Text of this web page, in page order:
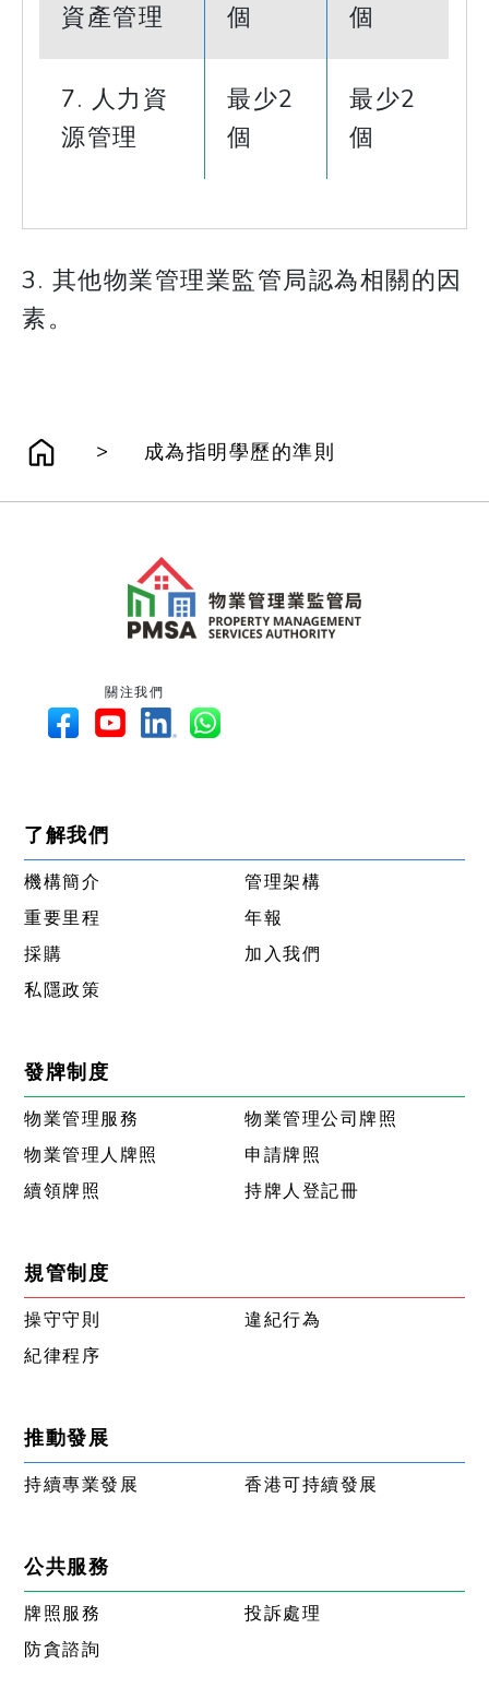
資產管理
個
個
7. 人力資
源管理
最少2
個
最少2
個
3. 其他物業管理業監管局認為相關的因
素。
> 成為指明學歷的準則
關注我們
了解我們
機構簡介
管理架構
重要里程
年報
採購
加入我們
私隱政策
發牌制度
物業管理服務
物業管理公司牌照
物業管理人牌照
申請牌照
續領牌照
持牌人登記冊
規管制度
操守守則
違紀行為
紀律程序
推動發展
持續專業發展 香港可持續發展
公共服務
牌照服務
投訴處理
防貪諮詢